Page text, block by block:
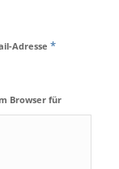
Adresse *
Browser für